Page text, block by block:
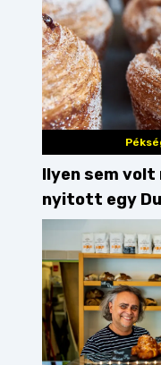
vegetáriánus
Ilyen sem
nyitott egy